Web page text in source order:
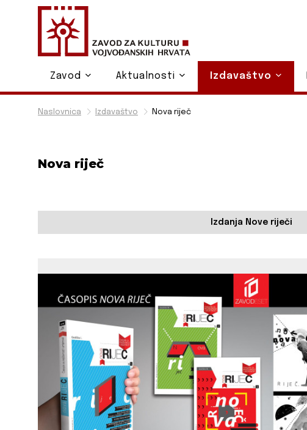
Naslovnica Izdavaštvo Nova riječ
Nova riječ
Izdanja Nove riječi
Zavod Aktualnosti Izdavaštvo